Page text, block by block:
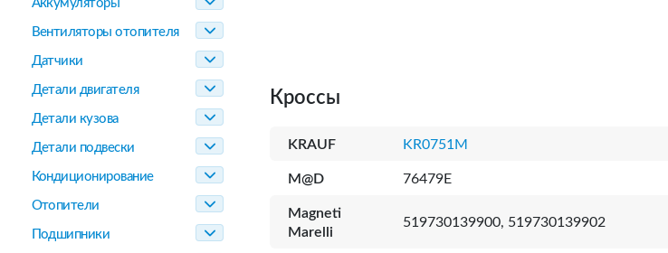
Аккумуляторы
Вентиляторы отопителя
Датчики
Детали двигателя
Детали кузова
Детали подвески
Кондиционирование
Отопители
Подшипники
Кроссы
KRAUF KR0751M
M@D 76479E
Magneti
Marelli
519730139900, 519730139902